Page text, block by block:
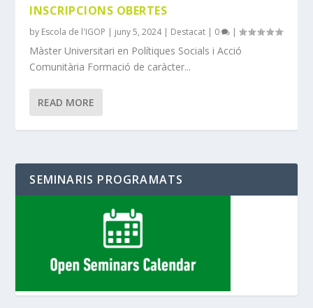
INSCRIPCIONS OBERTES
by Escola de l'IGOP | juny 5, 2024| Destacat | 0 |
Màster Universitari en Polítiques Socials i Acció
Comunitària Formació de caràcter...
READ MORE
SEMINARIS PROGRAMATS